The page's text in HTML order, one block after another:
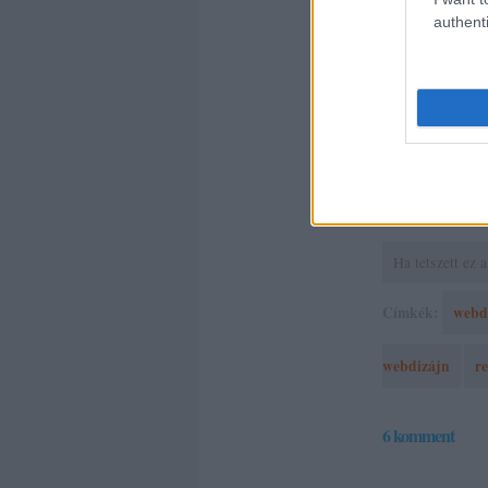
querykben
ésszerűtlen
vagyunk
webdizájn
6komment